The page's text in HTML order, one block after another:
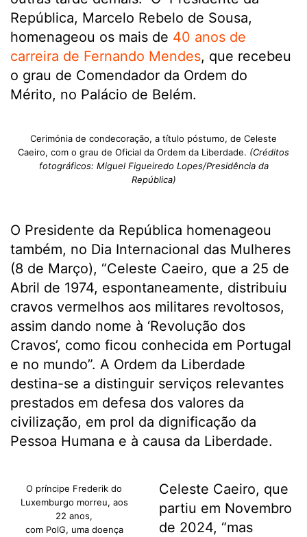
República, Marcelo Rebelo de Sousa,
homenageou os mais de 40 anos de
carreira de Fernando Mendes, que recebeu
o grau de Comendador da Ordem do
Mérito, no Palácio de Belém.
Cerimónia de condecoração, a título póstumo, de Celeste
Caeiro, com o grau de Oficial da Ordem da Liberdade. (Créditos
fotográficos: Miguel Figueiredo Lopes/Presidência da
República)
O Presidente da República homenageou
também, no Dia Internacional das Mulheres
(8 de Março), “Celeste Caeiro, que a 25 de
Abril de 1974, espontaneamente, distribuiu
cravos vermelhos aos militares revoltosos,
assim dando nome à ‘Revolução dos
Cravos’, como ficou conhecida em Portugal
e no mundo”. A Ordem da Liberdade
destina-se a distinguir serviços relevantes
prestados em defesa dos valores da
civilização, em prol da dignificação da
Pessoa Humana e à causa da Liberdade.
O príncipe Frederik do
Luxemburgo morreu, aos
22 anos,
com PolG, uma doença
Celeste Caeiro, que
partiu em Novembro
de 2024, “mas